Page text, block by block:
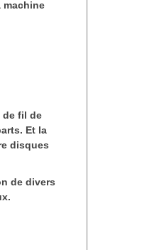
machine
de fil de
Et la
disques
de divers